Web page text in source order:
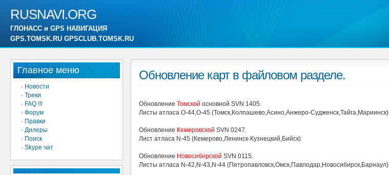
RUSNAVI.ORG
ГЛОНАСС и GPS НАВИГАЦИЯ
GPS.TOMSK.RU GPSCLUB.TOMSK.RU
Главное меню
· Новости
· Треки
· FAQ !!!
· Форум
· Правки
· Дилеры
· Поиск
· Skype чат
Обновление карт в файловом разделе.
Обновление Томской основной SVN 1405.
Листы атласа O-44,O-45 (Томск,Колпашево,Асино,Анжеро-Судженск,Тайга,Мариинск)
Обновление Кемеровской SVN 0247.
Лист атласа N-45 (Кемерово,Ленинск-Кузнецкий,Бийск)
Обновление Новосибирской SVN 0115.
Листы атласа N-42,N-43,N-44 (Петропавловск,Омск,Павлодар,Новосибирск,Барнаул)